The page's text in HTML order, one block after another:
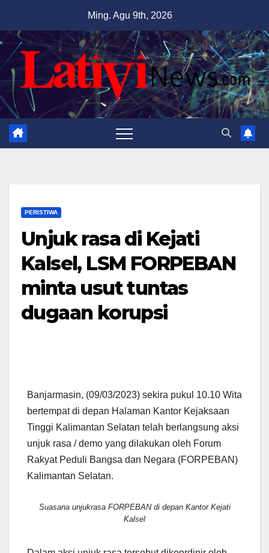
content
Ming. Agu 9th, 2026
PERISTIWA
Unjuk rasa di Kejati
Kalsel, LSM FORPEBAN
minta usut tuntas
dugaan korupsi
Banjarmasin, (09/03/2023) sekira pukul 10.10 Wita
bertempat di depan Halaman Kantor Kejaksaan
Tinggi Kalimantan Selatan telah berlangsung aksi
unjuk rasa / demo yang dilakukan oleh Forum
Rakyat Peduli Bangsa dan Negara (FORPEBAN)
Kalimantan Selatan.
Suasana unjukrasa FORPEBAN di depan Kantor Kejati
Kalsel